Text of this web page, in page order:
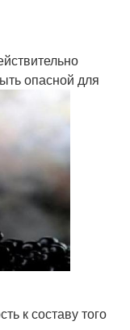
опасной для
к составу того